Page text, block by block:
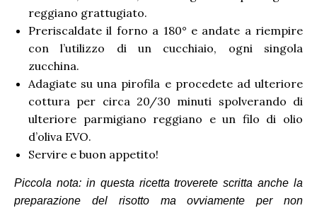
reggiano grattugiato.
Preriscaldate il forno a 180° e andate a riempire
con l’utilizzo di un cucchiaio, ogni singola
zucchina.
Adagiate su una pirofila e procedete ad ulteriore
cottura per circa 20/30 minuti spolverando di
ulteriore parmigiano reggiano e un filo di olio
d’oliva EVO.
Servire e buon appetito!
Piccola nota: in questa ricetta troverete scritta anche la
preparazione del risotto ma ovviamente per non